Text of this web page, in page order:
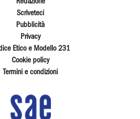
Redazione
Scriveteci
Pubblicità
Privacy
Etico e Modello 231
Cookie policy
Termini e condizioni